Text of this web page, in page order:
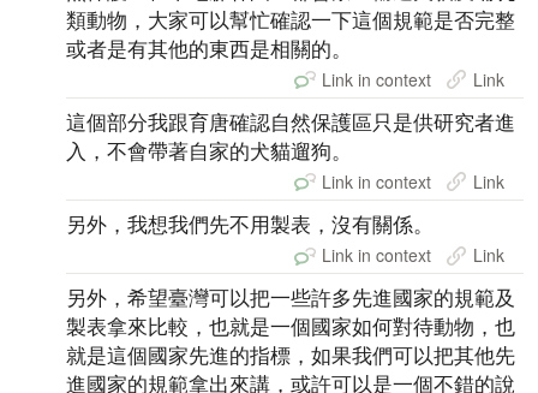
類動物，大家可以幫忙確認一下這個規範是否完整
或者是有其他的東西是相關的。
Link in context Link
這個部分我跟育唐確認自然保護區只是供研究者進
入，不會帶著自家的犬貓遛狗。
Link in context Link
另外，我想我們先不用製表，沒有關係。
Link in context Link
另外，希望臺灣可以把一些許多先進國家的規範及
製表拿來比較，也就是一個國家如何對待動物，也
就是這個國家先進的指標，如果我們可以把其他先
進國家的規範拿出來講，或許可以是一個不錯的說